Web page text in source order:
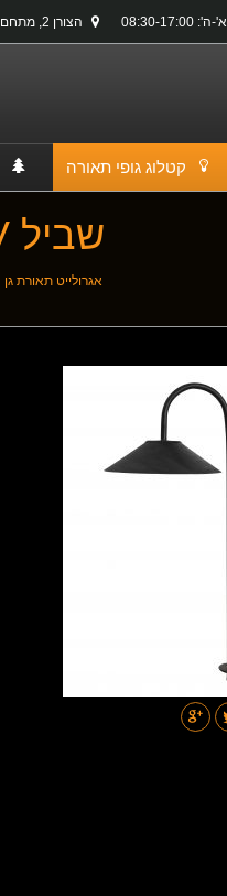
א'-ה': 08:30-17:00 הצורן 2, מתחם יוחננוף, אזוה''ת פולג, נתניה
קטלוג גופי תאורה
שביל 12V – תלתן
אגרולייט תאורת גן